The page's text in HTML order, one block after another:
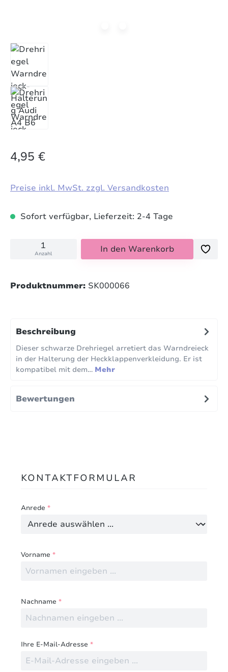
4,95 €
Preise inkl. MwSt. zzgl. Versandkosten
Sofort verfügbar, Lieferzeit: 2-4 Tage
Anzahl In den Warenkorb
Produktnummer: SK000066
Beschreibung
Dieser schwarze Drehriegel arretiert das Warndreieck
in der Halterung der Heckklappenverkleidung. Er ist
kompatibel mit dem… Mehr
Bewertungen
KONTAKTFORMULAR
Anrede *
Vorname *
Nachname *
Ihre E-Mail-Adresse *